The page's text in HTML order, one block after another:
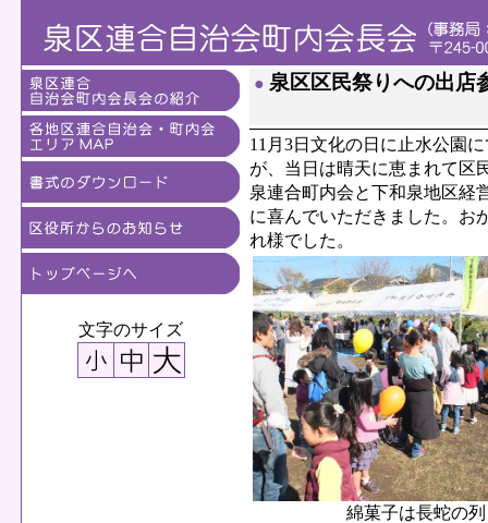
文字のサイズ
● 泉区区民祭りへの出店
11月3日文化の日に止水公園
が、当日は晴天に恵まれて区
泉連合町内会と下和泉地区経
に喜んでいただきました。お
れ様でした。
綿菓子は長蛇の列